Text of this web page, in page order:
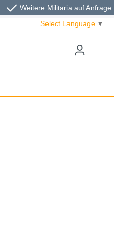
Weitere Militaria auf Anfrage
Select Language ▼